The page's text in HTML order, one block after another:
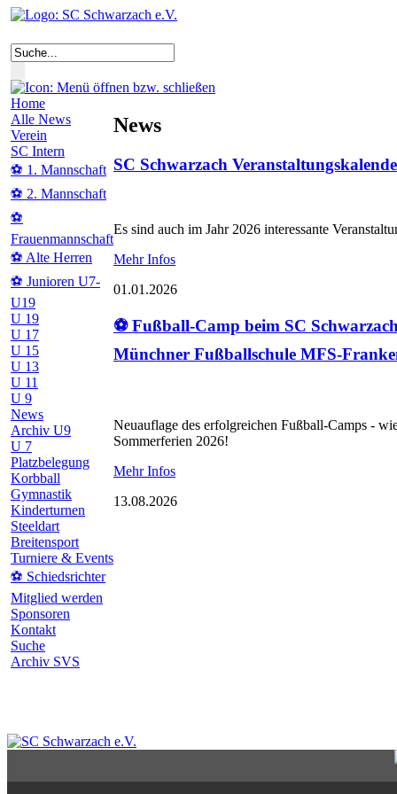
Home
Alle News
Verein
SC Intern
⚽ 1. Mannschaft
⚽ 2. Mannschaft
⚽
Frauenmannschaft
⚽ Alte Herren
⚽ Junioren U7-
U19
U 19
U 17
U 15
U 13
U 11
U 9
News
Archiv U9
U 7
Platzbelegung
Korbball
Gymnastik
Kinderturnen
Steeldart
Breitensport
Turniere & Events
⚽ Schiedsrichter
Mitglied werden
Sponsoren
Kontakt
Suche
Archiv SVS
News
SC Schwarzach
Es sind auch im Jahr 2026 interessante
Mehr Infos
01.01.2026
⚽ Fußball-Camp beim SC
Münchner Fußballschule MFS-
Neuauflage des erfolgreichen Fußball-Camps -
Sommerferien 2026!
Mehr Infos
13.08.2026